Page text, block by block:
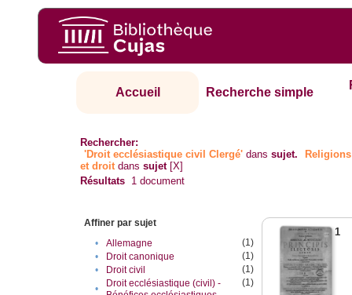
Accueil Recherche simple
Rechercher:
'Droit ecclésiastique civil Clergé' danssujet.
Religions
et droitdanssujet [X]
Résultats 1 document
Affiner par sujet
•
Allemagne
(1)
•
Droit canonique
(1)
•
Droit civil
(1)
•
Droit ecclésiastique (civil) -
(1)
1